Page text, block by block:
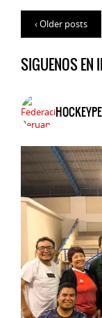
‹ Older posts
SIGUENOS EN